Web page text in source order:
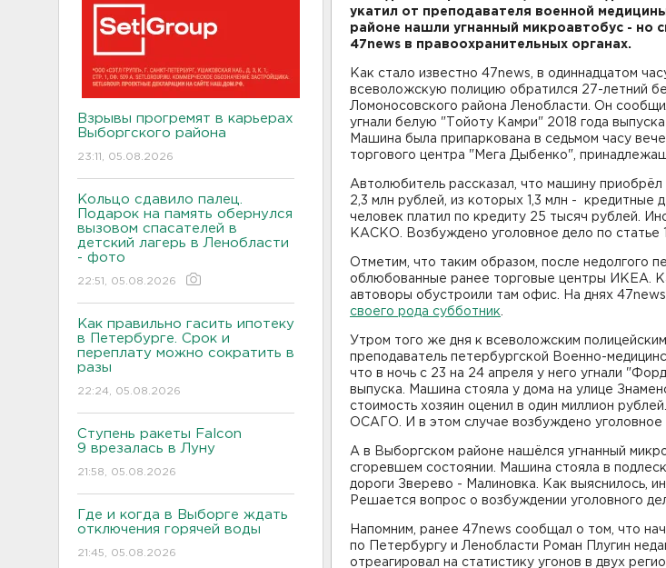
Взрывы прогремят в карьерах
Выборгского района
23:11, 05.08.2026
Кольцо сдавило палец.
Подарок на память обернулся
вызовом спасателей в
детский лагерь в Ленобласти
- фото
22:51, 05.08.2026
Как правильно гасить ипотеку
в Петербурге. Срок и
переплату можно сократить в
разы
22:24, 05.08.2026
Ступень ракеты Falcon
9 врезалась в Луну
21:58, 05.08.2026
Где и когда в Выборге ждать
отключения горячей воды
21:45, 05.08.2026
укатил от преподавателя военной
районе нашли угнанный микроавтобус - но
47news в правоохранительных органах.
Как стало известно 47news, в одиннадцатом
всеволожскую полицию обратился 27-летний
Ломоносовского района Ленобласти. Он
угнали белую "Тойоту Камри" 2018 года
Машина была припаркована в седьмом часу
торгового центра "Мега Дыбенко",
Автолюбитель рассказал, что машину
2,3 млн рублей, из которых 1,3 млн - кредитные
человек платил по кредиту 25 тысяч рублей.
КАСКО. Возбуждено уголовное дело по статье
Отметим, что таким образом, после недолгого
облюбованные ранее торговые центры ИКЕА.
автоворы обустроили там офис. На днях
своего рода субботник
Утром того же дня к всеволожским
преподаватель петербургской Военно-
что в ночь с 23 на 24 апреля у него угнали
выпуска. Машина стояла у дома на улице
стоимость хозяин оценил в один миллион
ОСАГО. И в этом случае возбуждено уголовное
А в Выборгском районе нашёлся угнанный
сгоревшем состоянии. Машина стояла в
дороги Зверево - Малиновка. Как выяснилось,
Решается вопрос о возбуждении уголовного
Напомним, ранее 47news сообщал о том, что
по Петербургу и Ленобласти Роман Плугин
отреагировал на статистику угонов в двух